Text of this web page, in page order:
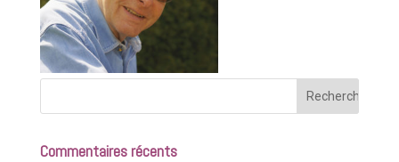
Commentaires récents